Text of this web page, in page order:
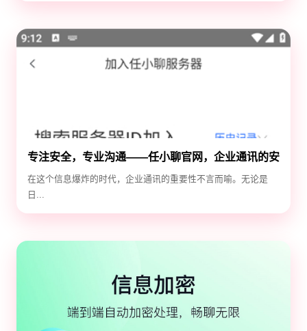
专注安全，专业沟通——任小聊官网，企业通讯的安
全守护神
在这个信息爆炸的时代，企业通讯的重要性不言而喻。无论是
日...